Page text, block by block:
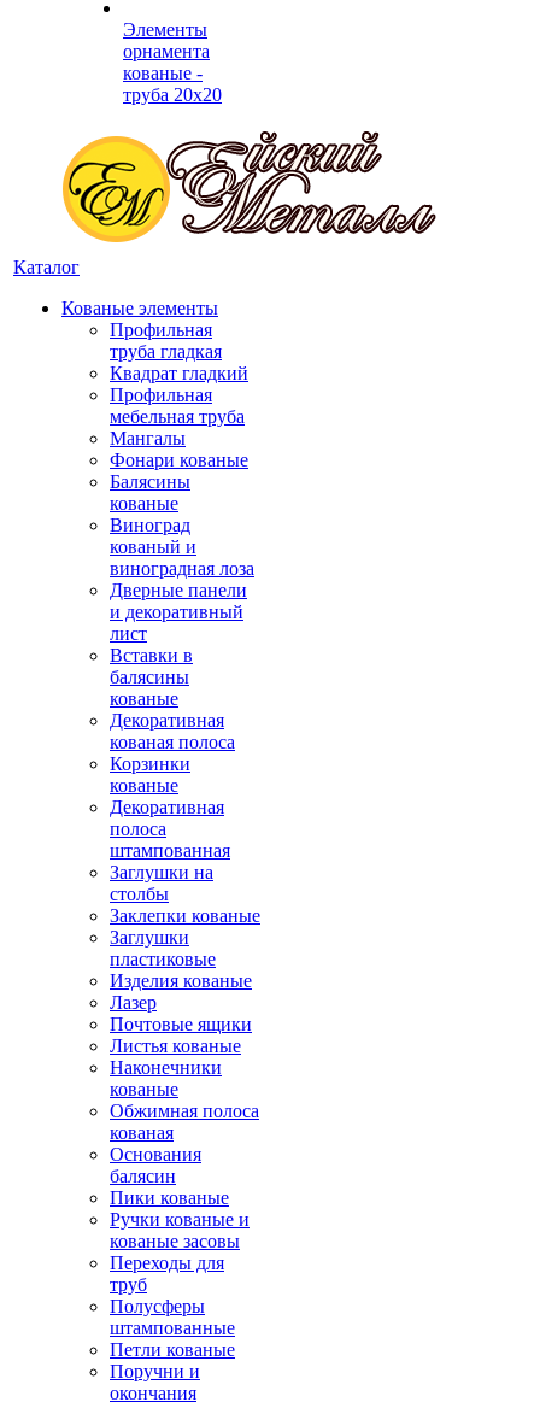
Элементы
орнамента
кованые -
труба 20х20
Каталог
Кованые элементы
Профильная
труба гладкая
Квадрат гладкий
Профильная
мебельная труба
Мангалы
Фонари кованые
Балясины
кованые
Виноград
кованый и
виноградная лоза
Дверные панели
и декоративный
лист
Вставки в
балясины
кованые
Декоративная
кованая полоса
Корзинки
кованые
Декоративная
полоса
штампованная
Заглушки на
столбы
Заклепки кованые
Заглушки
пластиковые
Изделия кованые
Лазер
Почтовые ящики
Листья кованые
Наконечники
кованые
Обжимная полоса
кованая
Основания
балясин
Пики кованые
Ручки кованые и
кованые засовы
Переходы для
труб
Полусферы
штампованные
Петли кованые
Поручни и
окончания